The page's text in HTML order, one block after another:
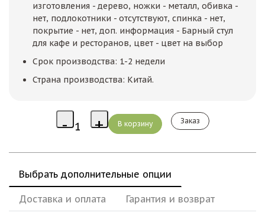
изготовления - дерево, ножки - металл, обивка -
нет, подлокотники - отсутствуют, спинка - нет,
покрытие - нет, доп. информация - Барный стул
для кафе и ресторанов, цвет - цвет на выбор
Срок производства: 1-2 недели
Страна производства: Китай.
Заказ
Выбрать дополнительные опции
Доставка и оплата Гарантия и возврат